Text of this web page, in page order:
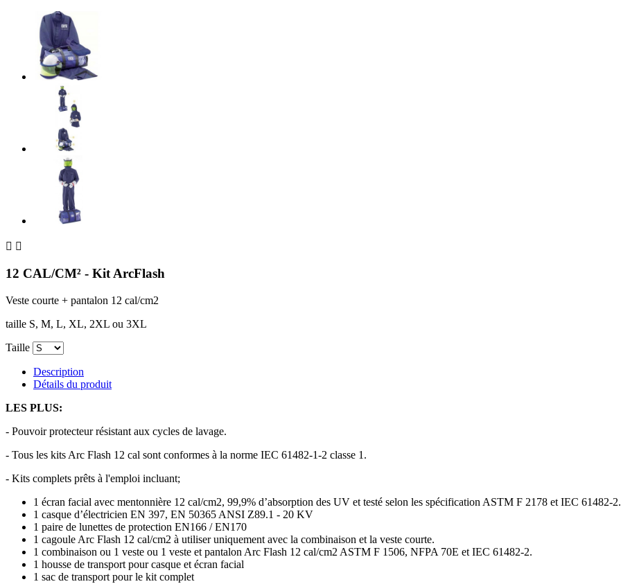
 
12 CAL/CM² - Kit ArcFlash
Veste courte + pantalon 12 cal/cm2
taille S, M, L, XL, 2XL ou 3XL
Taille
Description
Détails du produit
LES PLUS:
- Pouvoir protecteur résistant aux cycles de lavage.
- Tous les kits Arc Flash 12 cal sont conformes à la norme IEC 61482-1-2 classe 1.
- Kits complets prêts à l'emploi incluant;
1 écran facial avec mentonnière 12 cal/cm2, 99,9% d’absorption des UV et testé selon les spécification ASTM F 2178 et IEC 61482-2.
1 casque d’électricien EN 397, EN 50365 ANSI Z89.1 - 20 KV
1 paire de lunettes de protection EN166 / EN170
1 cagoule Arc Flash 12 cal/cm2 à utiliser uniquement avec la combinaison et la veste courte.
1 combinaison ou 1 veste ou 1 veste et pantalon Arc Flash 12 cal/cm2 ASTM F 1506, NFPA 70E et IEC 61482-2.
1 housse de transport pour casque et écran facial
1 sac de transport pour le kit complet